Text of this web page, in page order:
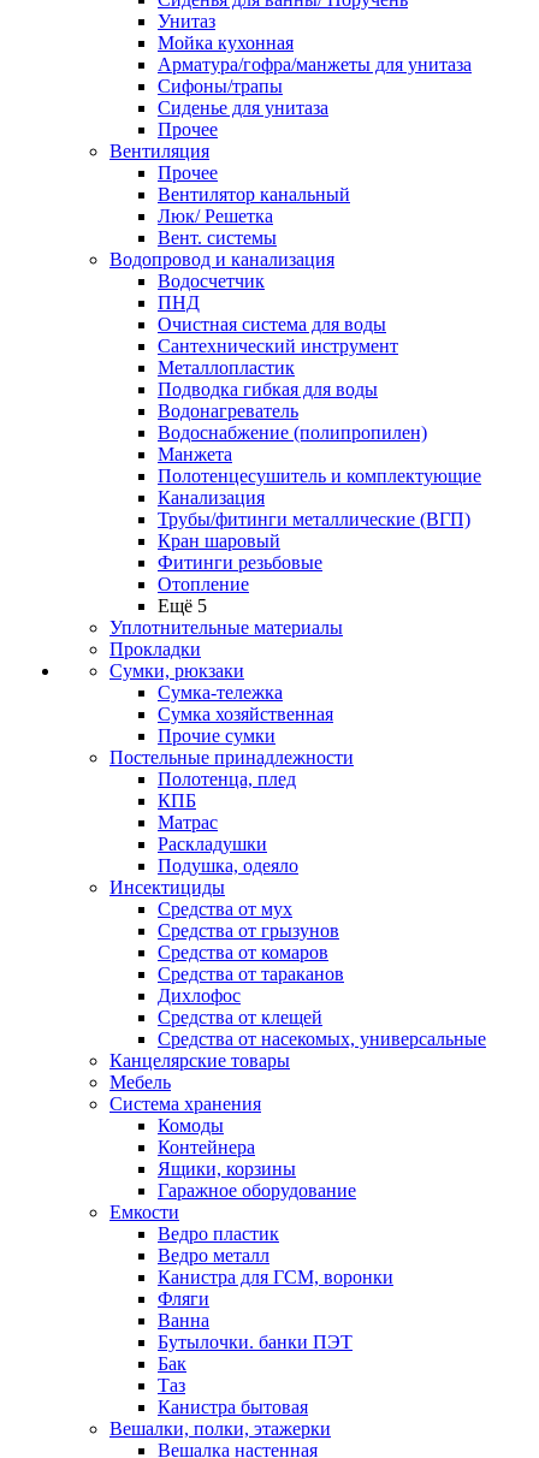
Унитаз
Мойка кухонная
Арматура/гофра/манжеты для унитаза
Сифоны/трапы
Сиденье для унитаза
Прочее
Вентиляция
Прочее
Вентилятор канальный
Люк/ Решетка
Вент. системы
Водопровод и канализация
Водосчетчик
ПНД
Очистная система для воды
Сантехнический инструмент
Металлопластик
Подводка гибкая для воды
Водонагреватель
Водоснабжение (полипропилен)
Манжета
Полотенцесушитель и комплектующие
Канализация
Трубы/фитинги металлические (ВГП)
Кран шаровый
Фитинги резьбовые
Отопление
Ещё 5
Уплотнительные материалы
Прокладки
Сумки, рюкзаки
Сумка-тележка
Сумка хозяйственная
Прочие сумки
Постельные принадлежности
Полотенца, плед
КПБ
Матрас
Раскладушки
Подушка, одеяло
Инсектициды
Средства от мух
Средства от грызунов
Средства от комаров
Средства от тараканов
Дихлофос
Средства от клещей
Средства от насекомых, универсальные
Канцелярские товары
Мебель
Система хранения
Комоды
Контейнера
Ящики, корзины
Гаражное оборудование
Емкости
Ведро пластик
Ведро металл
Канистра для ГСМ, воронки
Фляги
Ванна
Бутылочки. банки ПЭТ
Бак
Таз
Канистра бытовая
Вешалки, полки, этажерки
Вешалка настенная